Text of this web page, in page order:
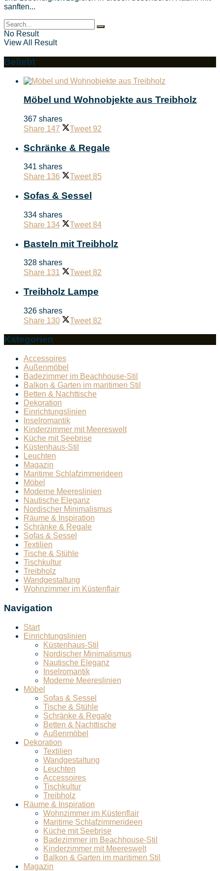
sanften...
No Result
View All Result
Beliebt
Möbel und Wohnobjekte aus Treibholz
367 shares
Share 147 Tweet 92
Schränke & Regale
341 shares
Share 136 Tweet 85
Sofas & Sessel
334 shares
Share 134 Tweet 84
Basteln mit Treibholz
328 shares
Share 131 Tweet 82
Treibholz Lampe
326 shares
Share 130 Tweet 82
Kategorien
Accessoires
Außenmöbel
Badezimmer im Beachhouse-Stil
Balkon & Garten im maritimen Stil
Betten & Nachttische
Dekoration
Einrichtungslinien
Inselromantik
Kinderzimmer mit Meereswelt
Küche mit Seebrise
Küstenhaus-Stil
Leuchten
Magazin
Maritime Schlafzimmerideen
Möbel
Moderne Meereslinien
Nautische Eleganz
Nordischer Minimalismus
Räume & Inspiration
Schränke & Regale
Sofas & Sessel
Textilien
Tische & Stühle
Tischkultur
Treibholz
Wandgestaltung
Wohnzimmer im Küstenflair
Navigation
Start
Einrichtungslinien
Küstenhaus-Stil
Nordischer Minimalismus
Nautische Eleganz
Inselromantik
Moderne Meereslinien
Möbel
Sofas & Sessel
Tische & Stühle
Schränke & Regale
Betten & Nachttische
Außenmöbel
Dekoration
Textilien
Wandgestaltung
Leuchten
Accessoires
Tischkultur
Treibholz
Räume & Inspiration
Wohnzimmer im Küstenflair
Maritime Schlafzimmerideen
Küche mit Seebrise
Badezimmer im Beachhouse-Stil
Kinderzimmer mit Meereswelt
Balkon & Garten im maritimen Stil
Magazin